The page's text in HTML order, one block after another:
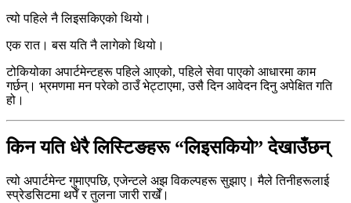
त्यो पहिले नै लिइसकिएको थियो।
एक रात। बस यति नै लागेको थियो।
टोकियोका अपार्टमेन्टहरू पहिले आएको, पहिले सेवा पाएको आधारमा काम
गर्छन्। भ्रमणमा मन परेको ठाउँ भेट्टाएमा, उसै दिन आवेदन दिनु अपेक्षित गति
हो।
किन यति धेरै लिस्टिङहरू “लिइसकियो” देखाउँछन्
त्यो अपार्टमेन्ट गुमाएपछि, एजेन्टले अझ विकल्पहरू सुझाए। मैले तिनीहरूलाई
स्प्रेडसिटमा थपेँ र तुलना जारी राखेँ।